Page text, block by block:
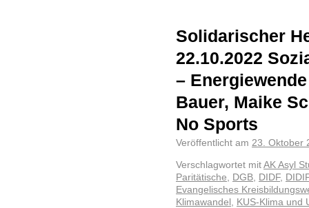
Solidarischer
22.10.2022
–
Bauer, Maike
No Sports
Veröffentlicht am 23. Oktober
Verschlagwortet mit AK Asyl
Paritätische, DGB, DIDF,
Evangelisches
Klimawandel , KUS-Klima und